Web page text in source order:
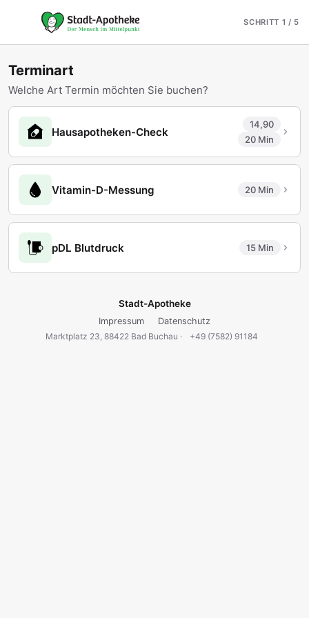
Zum Hauptinhalt springen
Termin online buchen
SCHRITT 1 / 5
Terminart
Welche Art Termin möchten Sie buchen?
Hausapotheken-Check
14,90
20 Min
Vitamin-D-Messung 20 Min
pDL Blutdruck 15 Min
Stadt-Apotheke
Impressum
Datenschutz
Marktplatz 23, 88422 Bad Buchau ·
+49 (7582) 91184